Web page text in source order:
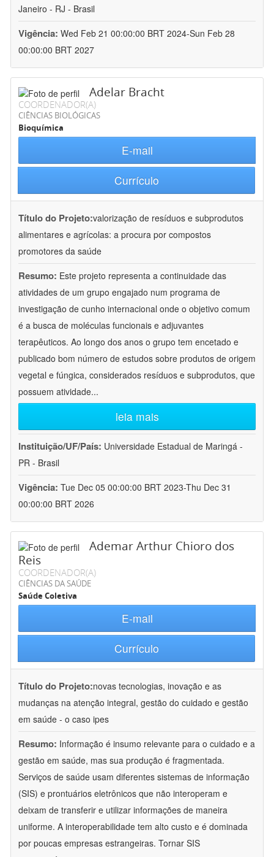
Janeiro - RJ - Brasil
Vigência: Wed Feb 21 00:00:00 BRT 2024-Sun Feb 28
00:00:00 BRT 2027
Adelar Bracht
COORDENADOR(A)
CIÊNCIAS BIOLÓGICAS
Bioquímica
E-mail
Currículo
Título do Projeto:valorização de resíduos e subprodutos
alimentares e agrícolas: a procura por compostos
promotores da saúde
Resumo: Este projeto representa a continuidade das
atividades de um grupo engajado num programa de
investigação de cunho internacional onde o objetivo comum
é a busca de moléculas funcionais e adjuvantes
terapêuticos. Ao longo dos anos o grupo tem encetado e
publicado bom número de estudos sobre produtos de origem
vegetal e fúngica, considerados resíduos e subprodutos, que
possuem atividade...
leia mais
Instituição/UF/País: Universidade Estadual de Maringá -
PR - Brasil
Vigência: Tue Dec 05 00:00:00 BRT 2023-Thu Dec 31
00:00:00 BRT 2026
Ademar Arthur Chioro dos
Reis
COORDENADOR(A)
CIÊNCIAS DA SAÚDE
Saúde Coletiva
E-mail
Currículo
Título do Projeto:novas tecnologias, inovação e as
mudanças na atenção integral, gestão do cuidado e gestão
em saúde - o caso ipes
Resumo: Informação é insumo relevante para o cuidado e a
gestão em saúde, mas sua produção é fragmentada.
Serviços de saúde usam diferentes sistemas de informação
(SIS) e prontuários eletrônicos que não interoperam e
deixam de transferir e utilizar informações de maneira
uniforme. A interoperabilidade tem alto custo e é dominada
por poucas empresas estrangeiras. Tornar SIS